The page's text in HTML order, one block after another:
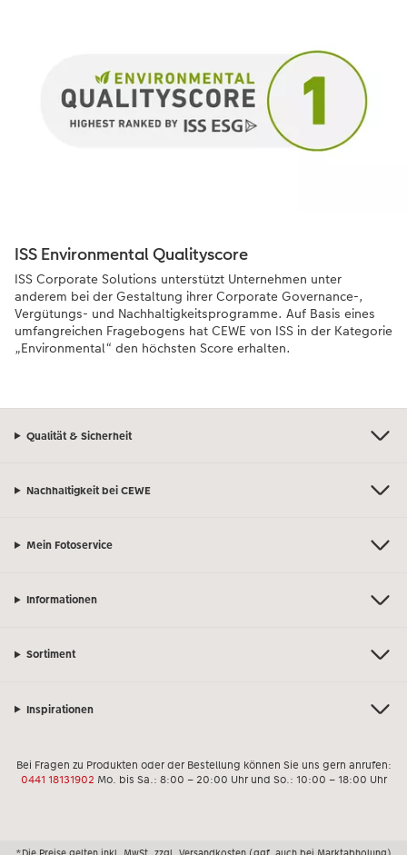
ISS Environmental Qualityscore
ISS Corporate Solutions unterstützt Unternehmen unter
anderem bei der Gestaltung ihrer Corporate Governance-,
Vergütungs- und Nachhaltigkeitsprogramme. Auf Basis eines
umfangreichen Fragebogens hat CEWE von ISS in der Kategorie
„Environmental“ den höchsten Score erhalten.
Qualität & Sicherheit
Nachhaltigkeit bei CEWE
Mein Fotoservice
Informationen
Sortiment
Inspirationen
Bei Fragen zu Produkten oder der Bestellung können Sie uns gern anrufen:
0441 18131902 Mo. bis Sa.: 8:00 – 20:00 Uhr und So.: 10:00 – 18:00 Uhr